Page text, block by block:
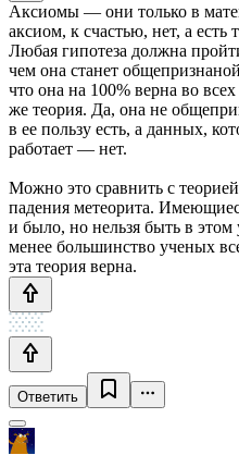
Аксиомы — они только в
аксиом, к счастью, нет, а
Любая гипотеза должна
чем она станет
что она на 100% верна во
же теория. Да, она не
в ее пользу есть, а данных,
работает — нет.
Можно это сравнить с
падения метеорита.
и было, но нельзя быть в
менее большинство ученых
эта теория верна.
Ответить